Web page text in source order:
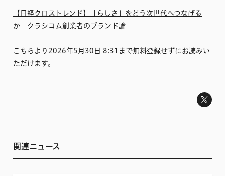
【日経クロストレンド】「らしさ」をどう次世代へつなげる
か クラシコム創業者のブランド論
こちら より2026年5月30日 8:31まで無料登録せずにお読みい
ただけます。
関連ニュース